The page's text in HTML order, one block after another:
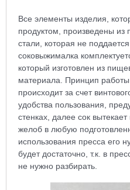
Все элементы изделия,
продуктом, произведены
стали, которая не
соковыжималка
который изготовлен из
материала. Принцип
происходит за счет
удобства пользования,
стенках, далее сок
желоб в любую
использования пресса его
будет достаточно, т.к. в
не нужно разбирать.